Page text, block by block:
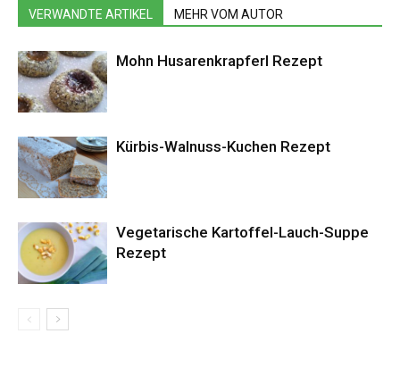
VERWANDTE ARTIKEL MEHR VOM AUTOR
Mohn Husarenkrapferl Rezept
Kürbis-Walnuss-Kuchen Rezept
Vegetarische Kartoffel-Lauch-Suppe
Rezept